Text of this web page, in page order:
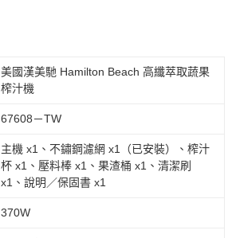
美國漢美馳 Hamilton Beach 高纖萃取蔬果
榨汁機
67608－TW
主機 x1、不鏽鋼濾網 x1（已安裝）、榨汁
杯 x1、壓料棒 x1、果渣桶 x1、清潔刷
x1、說明／保固書 x1
370W